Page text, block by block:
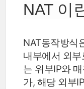
NAT 이
NAT동작방식
내부에서 외부
는 위부IP와
가, 해당 외부